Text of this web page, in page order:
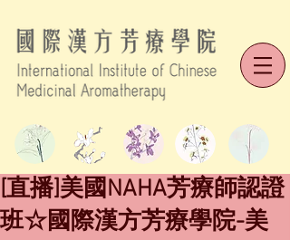
[直播]美國NAHA芳療師認證
班☆國際漢方芳療學院-美